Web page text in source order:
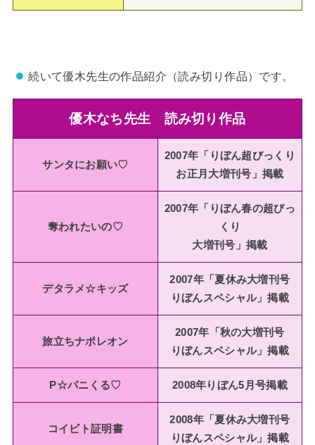
続いて優木先生の作品紹介（読み切り作品）です。
優木なち先生 読み切り作品
サンタにお願い♡
2007年「りぼん超びっくり
お正月大増刊号」掲載
奪われたいの♡
2007年「りぼん春の超びっ
くり
大増刊号」掲載
デタラメ☆キッズ
2007年「夏休み大増刊号
りぼんスペシャル」掲載
旅立ちナポレオン
2007年「秋の大増刊号
りぼんスペシャル」掲載
P☆パニくる♡ 2008年りぼん5月号掲載
コイビト証明書
2008年「夏休み大増刊号
りぼんスペシャル」掲載